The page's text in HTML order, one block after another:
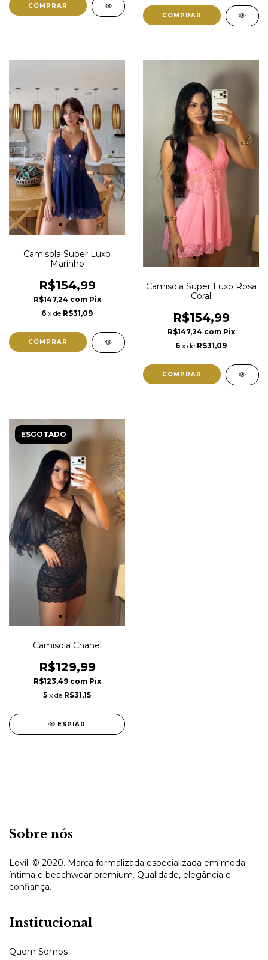
COMPRAR
COMPRAR
Camisola Super Luxo
Marinho
R$154,99
R$147,24 com Pix
6 x de R$31,09
COMPRAR
Camisola Super Luxo Rosa
Coral
R$154,99
R$147,24 com Pix
6 x de R$31,09
COMPRAR
ESGOTADO
Camisola Chanel
R$129,99
R$123,49 com Pix
5 x de R$31,15
ESPIAR
Sobre nós
Lovili © 2020. Marca formalizada especializada em moda
íntima e beachwear premium. Qualidade, elegância e
confiança.
Institucional
Quem Somos